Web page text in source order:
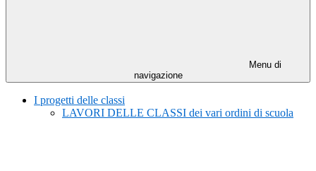
Menu di
navigazione
I progetti delle classi
LAVORI DELLE CLASSI dei vari ordini di scuola